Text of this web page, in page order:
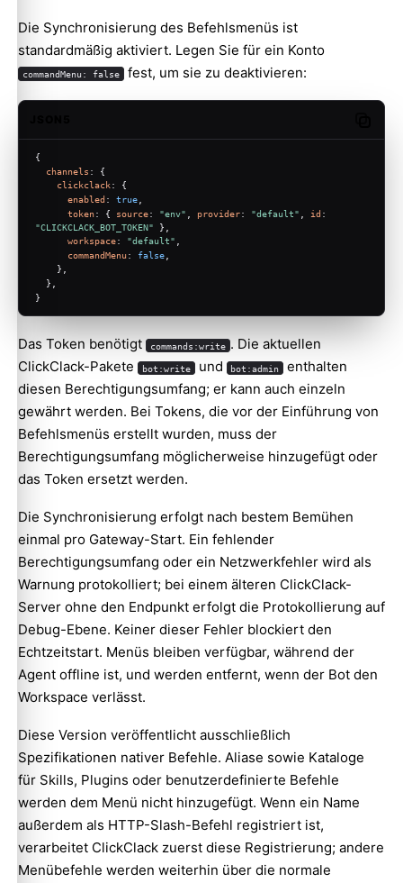
Die Synchronisierung des Befehlsmenüs ist
standardmäßig aktiviert. Legen Sie für ein Konto
commandMenu: false fest, um sie zu deaktivieren:
{
channels : {
clickclack: {
enabled : true
token: { source: "env" provider: "default" id
"CLICKCLACK_BOT_TOKEN" },
workspace: "default"
commandMenu: false
    },
  },
}
Das Token benötigt commands:write . Die aktuellen
ClickClack-Pakete
bot:write und bot:admin
enthalten
diesen Berechtigungsumfang; er kann auch einzeln
gewährt werden. Bei Tokens, die vor der Einführung von
Befehlsmenüs erstellt wurden, muss der
Berechtigungsumfang möglicherweise hinzugefügt oder
das Token ersetzt werden.
Die Synchronisierung erfolgt nach bestem Bemühen
einmal pro Gateway-Start. Ein fehlender
Berechtigungsumfang oder ein Netzwerkfehler wird als
Warnung protokolliert; bei einem älteren ClickClack-
Server ohne den Endpunkt erfolgt die Protokollierung auf
Debug-Ebene. Keiner dieser Fehler blockiert den
Echtzeitstart. Menüs bleiben verfügbar, während der
Agent offline ist, und werden entfernt, wenn der Bot den
Workspace verlässt.
Diese Version veröffentlicht ausschließlich
Spezifikationen nativer Befehle. Aliase sowie Kataloge
für Skills, Plugins oder benutzerdefinierte Befehle
werden dem Menü nicht hinzugefügt. Wenn ein Name
außerdem als HTTP-Slash-Befehl registriert ist,
verarbeitet ClickClack zuerst diese Registrierung; andere
Menübefehle werden weiterhin über die normale